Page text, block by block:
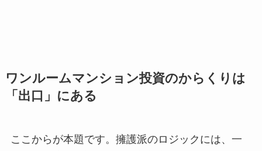
ワンルームマンション投資のからくりは
「出口」にある
ここからが本題です。擁護派のロジックには、一